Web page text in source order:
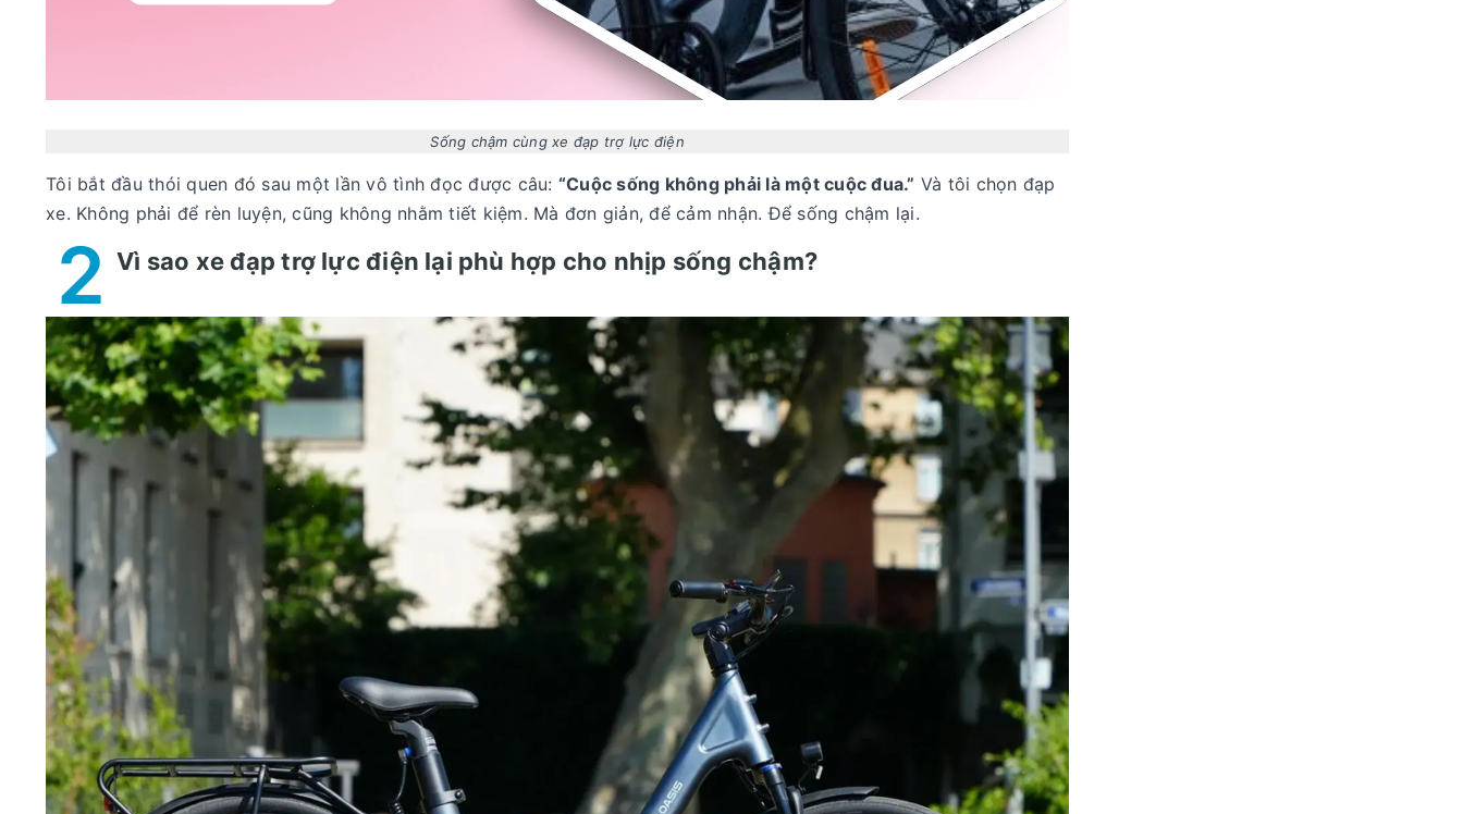
Sống chậm cùng xe đạp trợ lực điện
Tôi bắt đầu thói quen đó sau một lần vô tình đọc được câu: “Cuộc sống không phải là một cuộc đua.” Và tôi chọn đạp
xe. Không phải để rèn luyện, cũng không nhằm tiết kiệm. Mà đơn giản, để cảm nhận. Để sống chậm lại.
2 Vì sao xe đạp trợ lực điện lại phù hợp cho nhịp sống chậm?